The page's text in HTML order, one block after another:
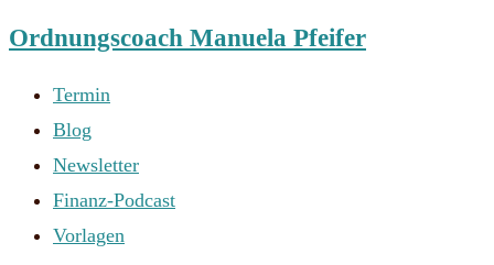
Zum
springen
Ordnungscoach Manuela Pfeifer
Termin
Blog
Newsletter
Finanz-Podcast
Vorlagen